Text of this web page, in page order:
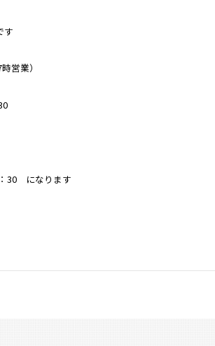
す
営業）
30 になります